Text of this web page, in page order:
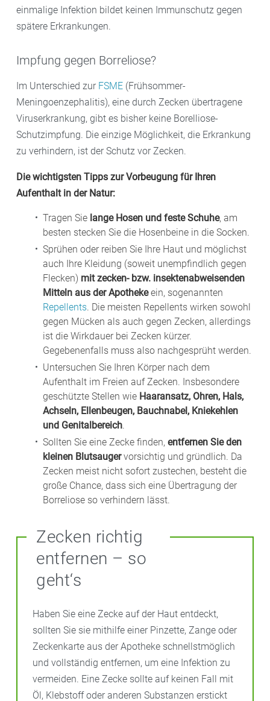
einmalige Infektion bildet keinen Immunschutz gegen
spätere Erkrankungen.
Impfung gegen Borreliose?
Im Unterschied zur FSME (Frühsommer-
Meningoenzephalitis), eine durch Zecken übertragene
Viruserkrankung, gibt es bisher keine Borelliose-
Schutzimpfung. Die einzige Möglichkeit, die Erkrankung
zu verhindern, ist der Schutz vor Zecken.
Die wichtigsten Tipps zur Vorbeugung für Ihren
Aufenthalt in der Natur:
Tragen Sie lange Hosen und feste Schuhe, am
besten stecken Sie die Hosenbeine in die Socken.
Sprühen oder reiben Sie Ihre Haut und möglichst
auch Ihre Kleidung (soweit unempfindlich gegen
Flecken) mit zecken- bzw. insektenabweisenden
Mitteln aus der Apothekeein, sogenannten
Repellents. Die meisten Repellents wirken sowohl
gegen Mücken als auch gegen Zecken, allerdings
ist die Wirkdauer bei Zecken kürzer.
Gegebenenfalls muss also nachgesprüht werden.
Untersuchen Sie Ihren Körper nach dem
Aufenthalt im Freien auf Zecken. Insbesondere
geschützte Stellen wie Haaransatz, Ohren, Hals,
Achseln, Ellenbeugen, Bauchnabel, Kniekehlen
und Genitalbereich.
Sollten Sie eine Zecke finden, entfernen Sie den
kleinen Blutsaugervorsichtig und gründlich. Da
Zecken meist nicht sofort zustechen, besteht die
große Chance, dass sich eine Übertragung der
Borreliose so verhindern lässt.
Zecken richtig
entfernen – so
geht‘s
Haben Sie eine Zecke auf der Haut entdeckt,
sollten Sie sie mithilfe einer Pinzette, Zange oder
Zeckenkarte aus der Apotheke schnellstmöglich
und vollständig entfernen, um eine Infektion zu
vermeiden. Eine Zecke sollte auf keinen Fall mit
Öl, Klebstoff oder anderen Substanzen erstickt